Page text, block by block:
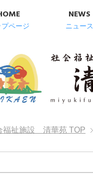
プページ
NEWS
ニュース
福祉施設 清華苑 TOP